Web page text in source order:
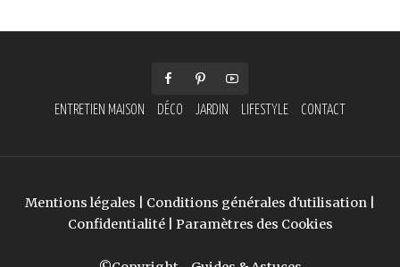
ENTRETIEN MAISON DÉCO JARDIN LIFESTYLE CONTACT
Mentions légales Conditions générales d'utilisation
Confidentialité| Paramètres des Cookies